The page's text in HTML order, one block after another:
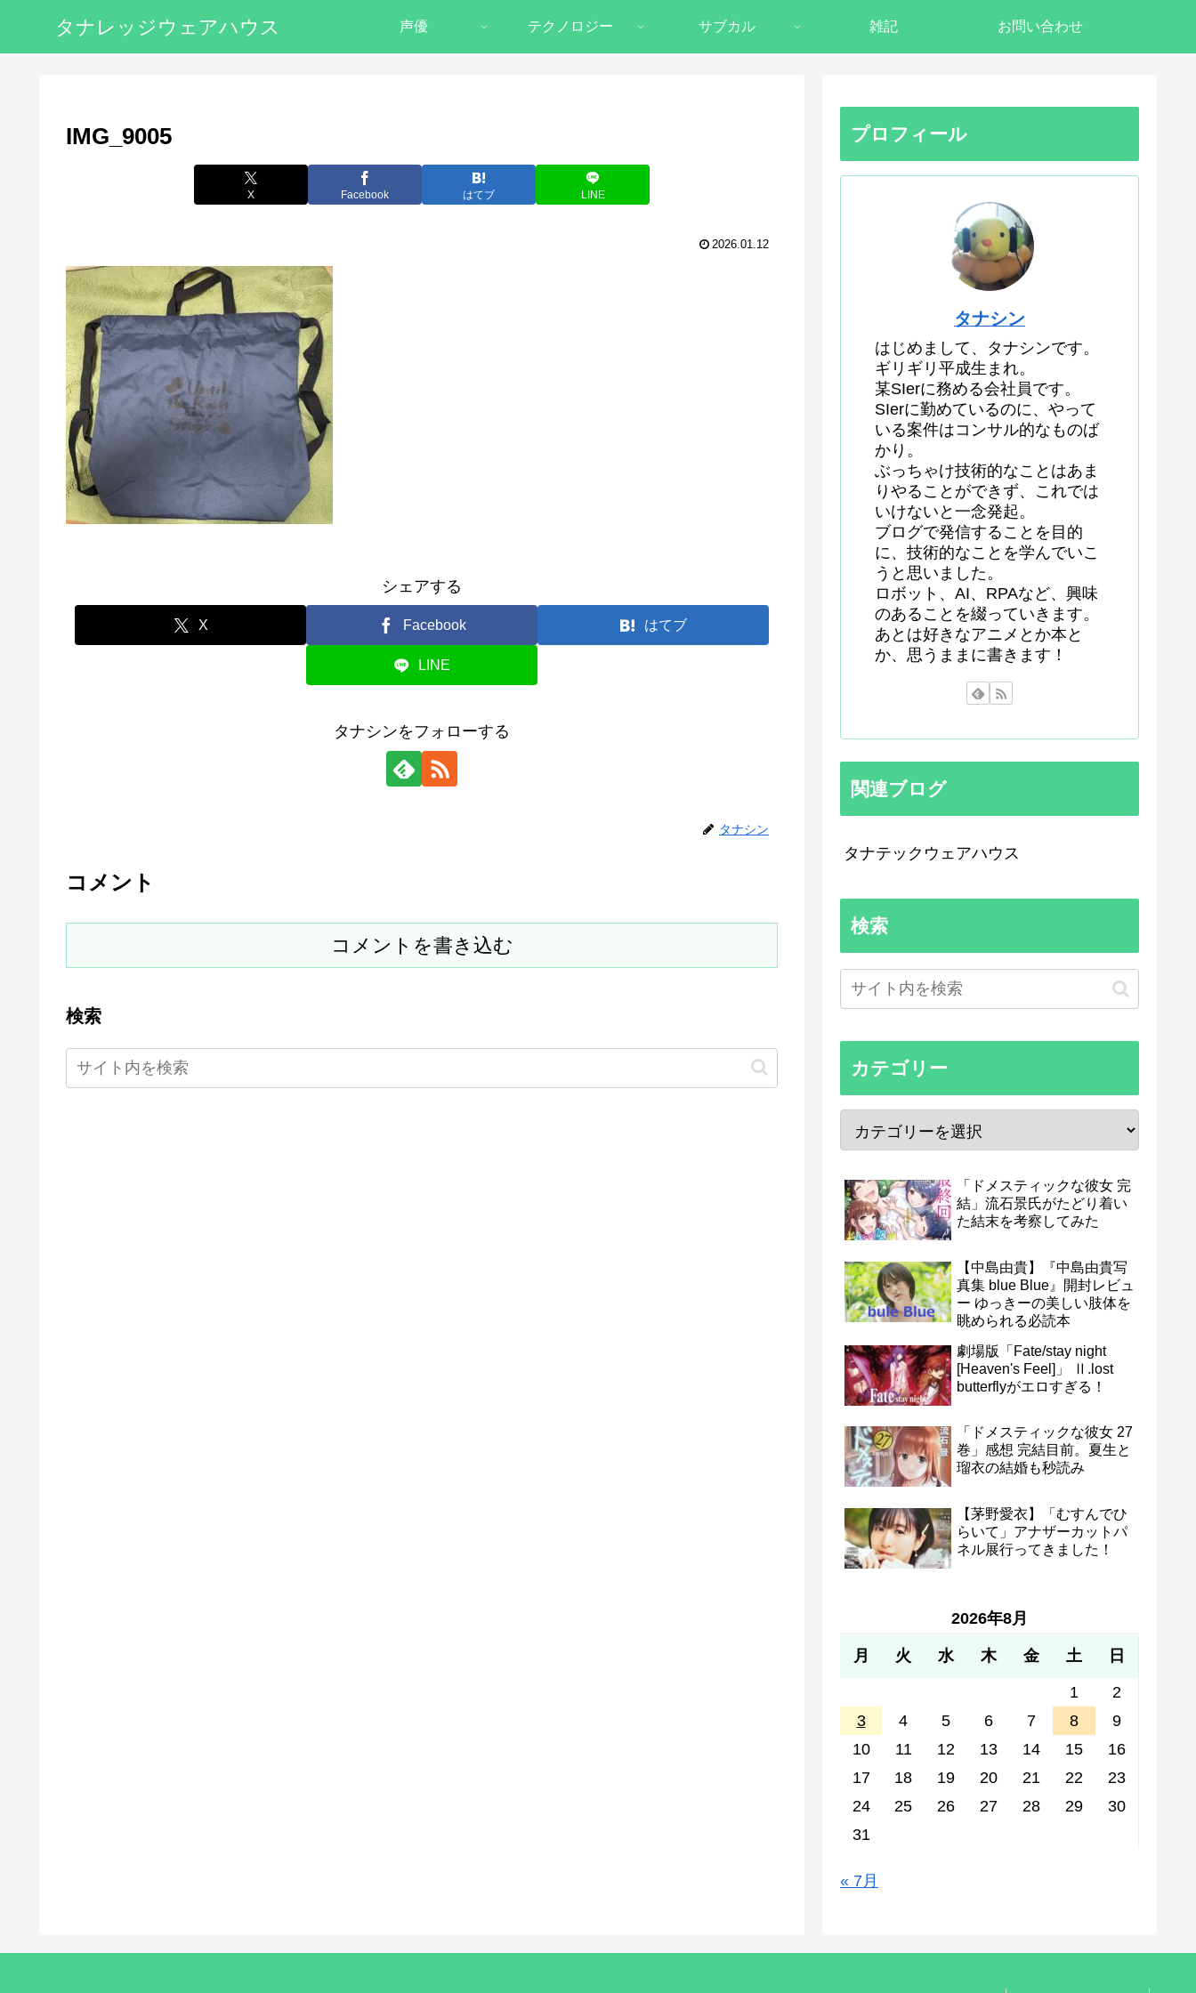
タナレッジウェアハウス 声優 テクノロジー サブカル 雑記 お問い合わせ
IMG_9005
X Facebook はてブ LINE
2026.01.12
シェアする
X Facebook はてブ
LINE
タナシンをフォローする
タナシン
コメント
コメントを書き込む
検索
プロフィール
タナシン
はじめまして、タナシンです。
ギリギリ平成生まれ。
某SIerに務める会社員です。
SIerに勤めているのに、やって
いる案件はコンサル的なものば
かり。
ぶっちゃけ技術的なことはあま
りやることができず、これでは
いけないと一念発起。
ブログで発信することを目的
に、技術的なことを学んでいこ
うと思いました。
ロボット、AI、RPAなど、興味
のあることを綴っていきます。
あとは好きなアニメとか本と
か、思うままに書きます！
関連ブログ
タナテックウェアハウス
検索
カテゴリー
「ドメスティックな彼女 完
結」流石景氏がたどり着い
た結末を考察してみた
【中島由貴】『中島由貴写
真集 blue Blue』開封レビュ
ー ゆっきーの美しい肢体を
眺められる必読本
劇場版「Fate/stay night
[Heaven's Feel]」 Ⅱ.lost
butterflyがエロすぎる！
「ドメスティックな彼女 27
巻」感想 完結目前。夏生と
瑠衣の結婚も秒読み
【茅野愛衣】「むすんでひ
らいて」アナザーカットパ
ネル展行ってきました！
2026年8月
月 火 水 木 金 土 日
1
2
3
4 5 6 7 8
9
10
11 12 13 14 15
16
17
18 19 20 21 22
23
24
25 26 27 28 29
30
31
« 7月